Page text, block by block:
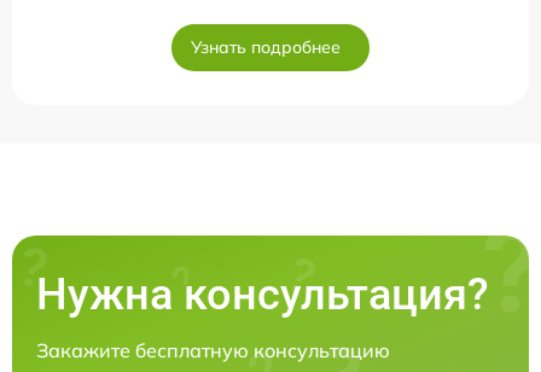
Узнать подробнее
Нужна консультация?
Закажите бесплатную консультацию